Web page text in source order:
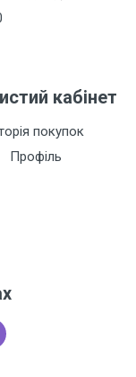
кабінет
покупок
Профіль